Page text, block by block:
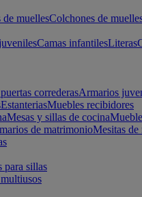
de muellesColchones de
Camas infantilesLiteras
correderasArmarios
EstanteriasMuebles recibidores
Mesas y sillas de cocina
de matrimonioMesitas de
para sillas